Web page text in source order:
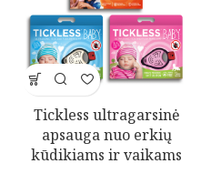
Tickless ultragarsinė
apsauga nuo erkių
kūdikiams ir vaikams